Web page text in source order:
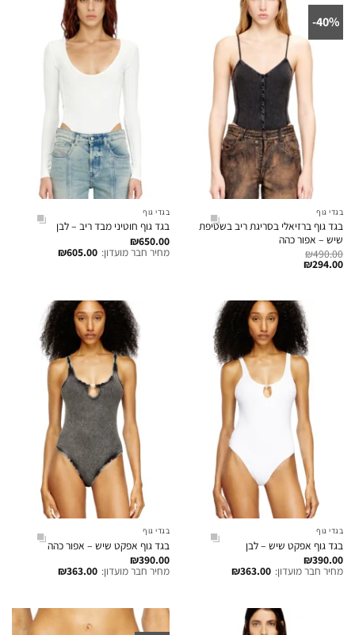
40%-
בגדי גוף
בגד גוף ברזיאלי בסריגת ריב בשטיפת
שיש – אפור כהה
₪490.00
₪294.00
בגדי גוף
בגד גוף חוטיני מבד ריב – לבן
₪650.00
מחיר חבר מועדון: ₪605.00
בגדי גוף
בגד גוף אפקט שיש – לבן
₪390.00
מחיר חבר מועדון: ₪363.00
בגדי גוף
בגד גוף אפקט שיש – אפור כהה
₪390.00
מחיר חבר מועדון: ₪363.00